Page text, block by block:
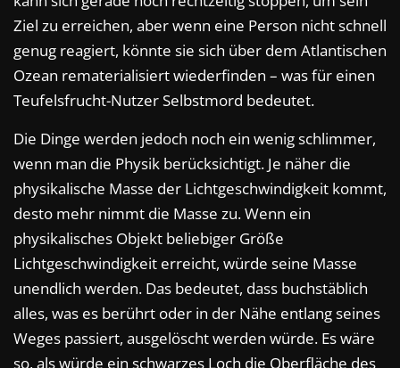
Ziel zu erreichen, aber wenn eine Person nicht schnell
genug reagiert, könnte sie sich über dem Atlantischen
Ozean rematerialisiert wiederfinden – was für einen
Teufelsfrucht-Nutzer Selbstmord bedeutet.
Die Dinge werden jedoch noch ein wenig schlimmer,
wenn man die Physik berücksichtigt. Je näher die
physikalische Masse der Lichtgeschwindigkeit kommt,
desto mehr nimmt die Masse zu. Wenn ein
physikalisches Objekt beliebiger Größe
Lichtgeschwindigkeit erreicht, würde seine Masse
unendlich werden. Das bedeutet, dass buchstäblich
alles, was es berührt oder in der Nähe entlang seines
Weges passiert, ausgelöscht werden würde. Es wäre
so, als würde ein schwarzes Loch die Oberfläche des